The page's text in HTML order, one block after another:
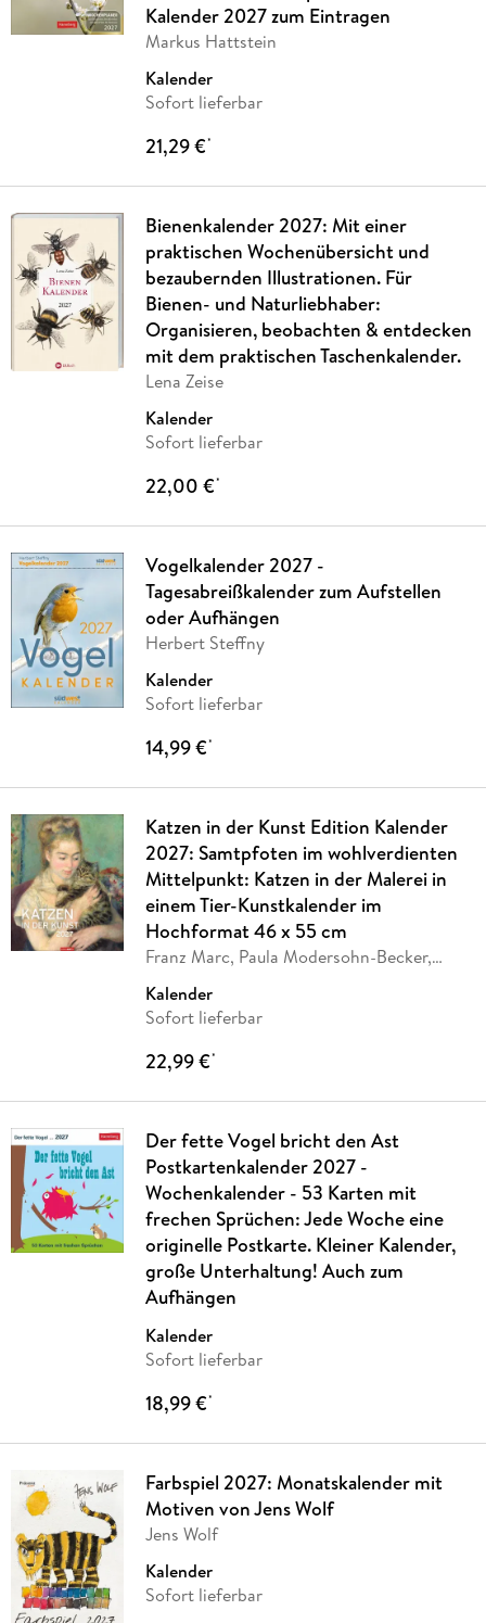
Kalender 2027 zum Eintragen
Markus Hattstein
Kalender
Sofort lieferbar
21,29 €*
Bienenkalender 2027: Mit einer
praktischen Wochenübersicht und
bezaubernden Illustrationen. Für
Bienen- und Naturliebhaber:
Organisieren, beobachten & entdecken
mit dem praktischen Taschenkalender.
Lena Zeise
Kalender
Sofort lieferbar
22,00 €*
Vogelkalender 2027 -
Tagesabreißkalender zum Aufstellen
oder Aufhängen
Herbert Steffny
Kalender
Sofort lieferbar
14,99 €*
Katzen in der Kunst Edition Kalender
2027: Samtpfoten im wohlverdienten
Mittelpunkt: Katzen in der Malerei in
einem Tier-Kunstkalender im
Hochformat 46 x 55 cm
Franz Marc, Paula Modersohn-Becker,
Suzanne
Kalender
Sofort lieferbar
22,99 €*
Der fette Vogel bricht den Ast
Postkartenkalender 2027 -
Wochenkalender - 53 Karten mit
frechen Sprüchen: Jede Woche eine
originelle Postkarte. Kleiner Kalender,
große Unterhaltung! Auch zum
Aufhängen
Kalender
Sofort lieferbar
18,99 €*
Farbspiel 2027: Monatskalender mit
Motiven von Jens Wolf
Jens Wolf
Kalender
Sofort lieferbar